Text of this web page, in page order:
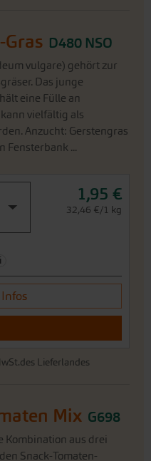
D480 NSO
vulgare) gehört zur
Das junge
eine Fülle an
vielfältig als
Anzucht: Gerstengras
Fensterbank ...
1,95 €
32,46 €/1 kg
i
Lieferlandes
Mix G698
Kombination aus drei
Snack-Tomaten-